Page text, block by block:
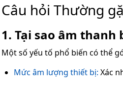
Câu hỏi Thường
1. Tại sao âm
Một số yếu tố phổ biến có thể
Mức âm lượng thiết bị: Xác